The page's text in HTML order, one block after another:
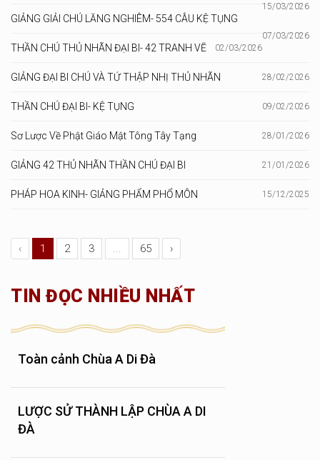
15/03/2026
GIẢNG GIẢI CHÚ LĂNG NGHIÊM- 554 CÂU KỆ TỤNG
07/03/2026
THẦN CHÚ THỦ NHÃN ĐẠI BI- 42 TRANH VẼ 02/03/2026
GIẢNG ĐẠI BI CHÚ VÀ TỨ THẬP NHỊ THỦ NHÃN 28/02/2026
THẦN CHÚ ĐẠI BI- KỆ TỤNG 09/02/2026
Sơ Lược Về Phật Giáo Mật Tông Tây Tạng 28/01/2026
GIẢNG 42 THỦ NHÃN THẦN CHÚ ĐẠI BI 21/01/2026
PHÁP HOA KINH- GIẢNG PHẨM PHỔ MÔN 15/12/2025
‹ 1 2 3 ... 65 ›
TIN ĐỌC NHIỀU NHẤT
Toàn cảnh Chùa A Di Đà
LƯỢC SỬ THÀNH LẬP CHÙA A DI
ĐÀ